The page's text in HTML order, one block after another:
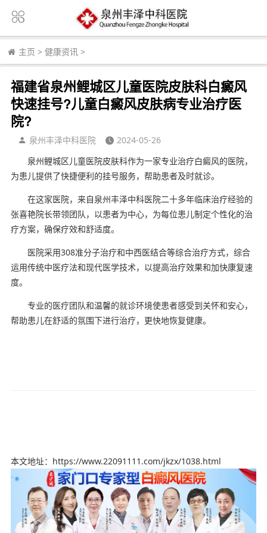
主页 > 健康资讯 >
福建省泉州鲤城区儿童医院皮肤科白癜风
快速挂号?儿童白癜风皮肤病专业治疗医
院?
泉州丰泽中科医院
2024-05-26
泉州鲤城区儿童医院皮肤科作为一家专业治疗白癜风的医院，
为患儿提供了快捷便利的挂号服务，帮助患者及时就诊。
在这家医院，来自泉州丰泽中科医院二十多年临床治疗经验的
张喜艳院长带领团队，以患者为中心，为每位患儿制定个性化的治
疗方案，确保疗效和舒适度。
医院采用308准分子治疗和中西医结合等综合治疗方式，综合
运用传统中医疗法和现代医学技术，以提高治疗效果和加快康复速
度。
专业的医疗团队和温馨的就诊环境使患者感受到关怀和安心，
帮助患儿在舒适的氛围下进行治疗，更快地恢复健康。
本文地址：https://www.22091111.com/jkzx/1038.html